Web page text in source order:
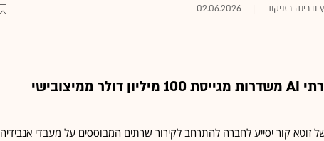
ודרינה רזניקוב 02.06.2026
חברת קירור שרתי AI משדרות מגייסת 100 מיליון דולר ממיצובישי
זוטא קור יסייע לחברה להתרחב לקירור שרתים המבוססים על מעבדי אנבידיה